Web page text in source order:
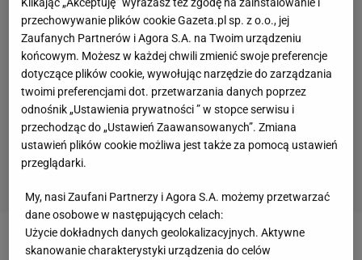
Zobacz wideoWisła nad przepaścią. Brzęczek:
przechowywanie plików cookie Gazeta.pl sp. z o.o., jej
Zaufanych Partnerów i Agora S.A. na Twoim urządzeniu
końcowym. Możesz w każdej chwili zmienić swoje preferencje
dotyczące plików cookie, wywołując narzędzie do zarządzania
twoimi preferencjami dot. przetwarzania danych poprzez
odnośnik „Ustawienia prywatności ” w stopce serwisu i
przechodząc do „Ustawień Zaawansowanych”. Zmiana
ustawień plików cookie możliwa jest także za pomocą ustawień
przeglądarki.
My, nasi Zaufani Partnerzy i Agora S.A. możemy przetwarzać
dane osobowe w następujących celach:
Użycie dokładnych danych geolokalizacyjnych. Aktywne
skanowanie charakterystyki urządzenia do celów